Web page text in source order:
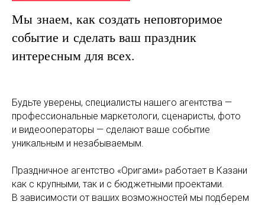
Мы знаем, как создать неповторимое
событие и сделать ваш праздник
интересным для всех.
Будьте уверены, специалисты нашего агентства —
профессиональные маркетологи, сценаристы, фото
и видеооператоры — сделают ваше событие
уникальным и незабываемым.
Праздничное агентство «Оригами» работает в Казани
как с крупными, так и с бюджетными проектами.
В зависимости от ваших возможностей мы подберем